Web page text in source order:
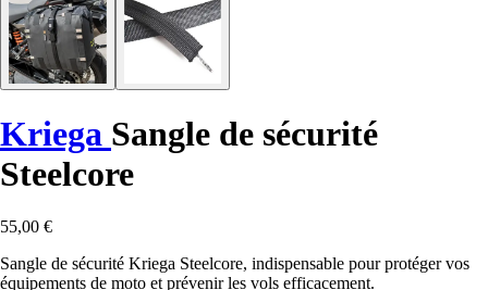
Kriega Sangle de sécurité
Steelcore
55,00 €
Sangle de sécurité Kriega Steelcore, indispensable pour protéger vos
équipements de moto et prévenir les vols efficacement.